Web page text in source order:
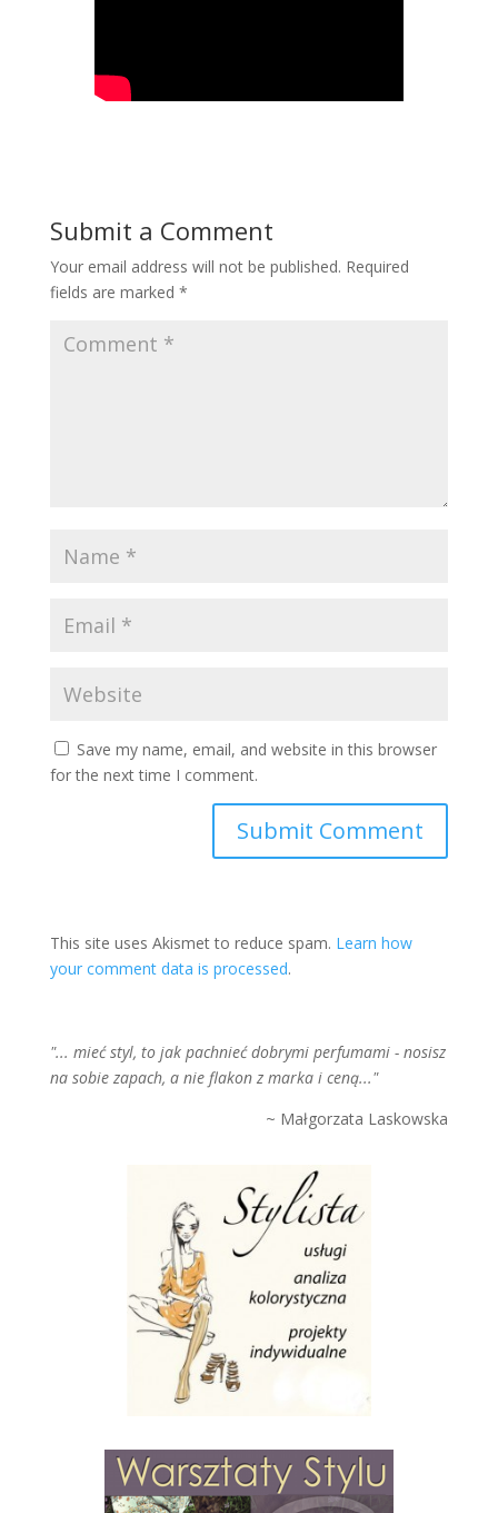
Submit a Comment
Your email address will not be published. Required
fields are marked *
Save my name, email, and website in this browser
for the next time I comment.
This site uses Akismet to reduce spam. Learn how
your comment data is processed.
"... mieć styl, to jak pachnieć dobrymi perfumami - nosisz
na sobie zapach, a nie flakon z marka i ceną..."
~ Małgorzata Laskowska